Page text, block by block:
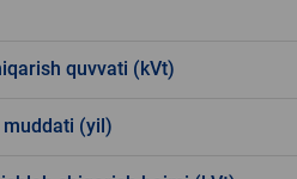
quvvati (kVt)
(yil)